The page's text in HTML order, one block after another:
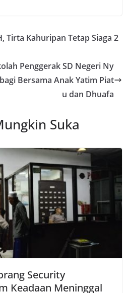
s
p
p
e e
Tirta Kahuripan Tetap Siaga 2
Penggerak SD Negeri Ny
Bersama Anak Yatim Piat
u dan Dhuafa
Suka
Security
Keadaan Meninggal